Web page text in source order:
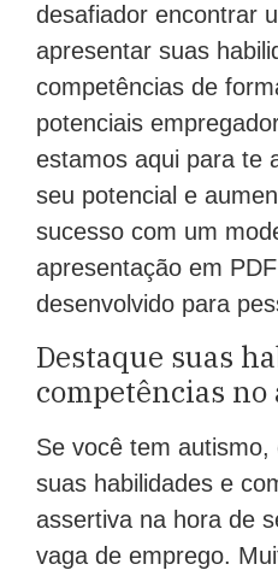
desafiador encontrar
apresentar suas
competências de
potenciais
estamos aqui para te
seu potencial e
sucesso com um
apresentação em
desenvolvido para
Destaque suas
competências
Se você tem
suas habilidades e
assertiva na hora de
vaga de emprego.